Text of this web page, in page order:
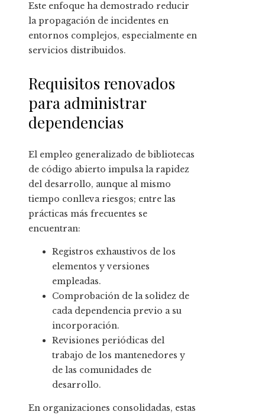
Este enfoque ha demostrado reducir
la propagación de incidentes en
entornos complejos, especialmente en
servicios distribuidos.
Requisitos renovados
para administrar
dependencias
El empleo generalizado de bibliotecas
de código abierto impulsa la rapidez
del desarrollo, aunque al mismo
tiempo conlleva riesgos; entre las
prácticas más frecuentes se
encuentran:
Registros exhaustivos de los
elementos y versiones
empleadas.
Comprobación de la solidez de
cada dependencia previo a su
incorporación.
Revisiones periódicas del
trabajo de los mantenedores y
de las comunidades de
desarrollo.
En organizaciones consolidadas, estas